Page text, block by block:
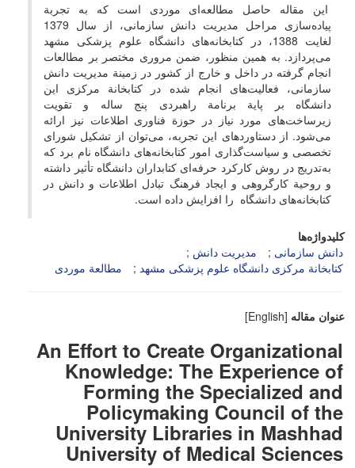
این مقاله حاصل مطالعه‌ای موردی است که به تجربة
پیاده‌سازی مراحل مدیریت دانش سازمانی، از سال 1379
لغایت 1388، در کتابخانه‌های دانشگاه علوم پزشکی مشهد
می‌پردازد. به همین منظور، ضمن مروری مختصر بر مطالعات
انجام گرفته در داخل و خارج از کشور در زمینة مدیریت دانش
سازمانی، فعالیت‌های انجام شده در کتابخانة مرکزی این
دانشگاه بر پایة برنامة راهبردی پنج ساله و تقویت
زیرساخت‌های مورد نیاز در حوزة فناوری اطلاعات نیز ارائه
می‌شود. از دستاوردهای این تجربه، می‌توان از تشکیل شورای
تخصصی و سیاست‌گذاری امور کتابخانه‌های دانشگاه نام برد که
به‌تدریج در روش کارکرد حرفه‌ای کتابداران دانشگاه تأثیر داشته
و روحیة کارگروهی و ایجاد فرهنگ تبادل اطلاعات و دانش در
کتابخانه‌های دانشگاه را افزایش داده است.
کلیدواژه‌ها
دانش سازمانی
مدیریت دانش
کتابخانة مرکزی دانشگاه علوم پزشکی مشهد
مطالعة موردی
عنوان مقاله [English]
An Effort to Create Organizational
Knowledge: The Experience of
Forming the Specialized and
Policymaking Council of the
University Libraries in Mashhad
University of Medical Sciences